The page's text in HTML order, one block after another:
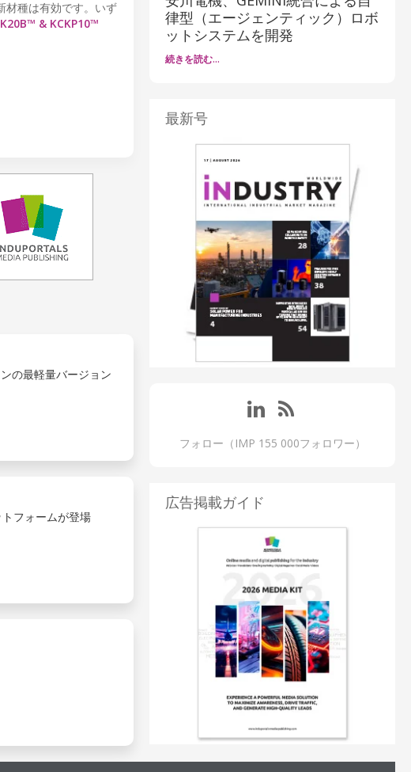
材種は有効です。いず
& KCKP10™
の最軽量バージョン
フォームが登場
律型（エージェンティック）ロボ
ットシステムを開発
続きを読む…
最新号
フォロー（IMP 155 000フォロワー）
広告掲載ガイド